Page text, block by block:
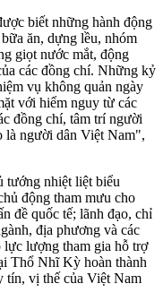
biết những hành động
ăn, dựng lều, nhóm
giọt nước mắt, động
các đồng chí. Những kỷ
vụ không quản ngày
với hiểm nguy từ các
đồng chí, tâm trí người
là người dân Việt Nam",
tướng nhiệt liệt biểu
động tham mưu cho
đề quốc tế; lãnh đạo, chỉ
địa phương và các
lượng tham gia hỗ trợ
Thổ Nhĩ Kỳ hoàn thành
tín, vị thế của Việt Nam